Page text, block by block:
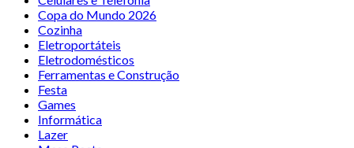
Copa do Mundo 2026
Cozinha
Eletroportáteis
Eletrodomésticos
Ferramentas e Construção
Festa
Games
Informática
Lazer